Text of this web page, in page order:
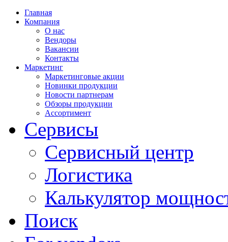
Главная
Компания
О нас
Вендоры
Вакансии
Контакты
Маркетинг
Маркетинговые акции
Новинки продукции
Новости партнерам
Обзоры продукции
Ассортимент
Сервисы
Сервисный центр
Логистика
Калькулятор
Поиск